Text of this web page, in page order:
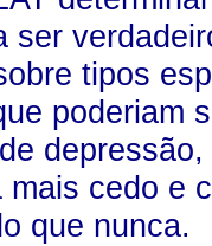
ser
tipos
poderiam
cedo e
que nunca.